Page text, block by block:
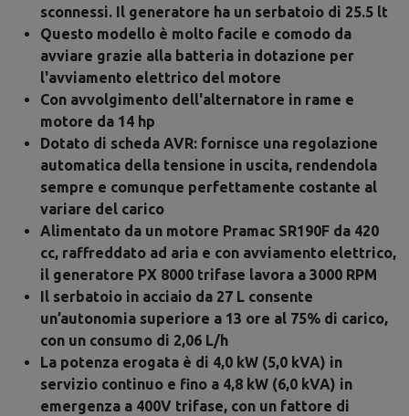
sconnessi. Il generatore ha un serbatoio di 25.5 lt
Questo modello è molto facile e comodo da
avviare grazie alla batteria in dotazione per
l'avviamento elettrico del motore
Con avvolgimento dell'alternatore in rame e
motore da 14 hp
Dotato di scheda AVR: fornisce una regolazione
automatica della tensione in uscita, rendendola
sempre e comunque perfettamente costante al
variare del carico
Alimentato da un motore Pramac SR190F da 420
cc, raffreddato ad aria e con avviamento elettrico,
il generatore PX 8000 trifase lavora a 3000 RPM
Il serbatoio in acciaio da 27 L consente
un’autonomia superiore a 13 ore al 75% di carico,
con un consumo di 2,06 L/h
La potenza erogata è di 4,0 kW (5,0 kVA) in
servizio continuo e fino a 4,8 kW (6,0 kVA) in
emergenza a 400V trifase, con un fattore di